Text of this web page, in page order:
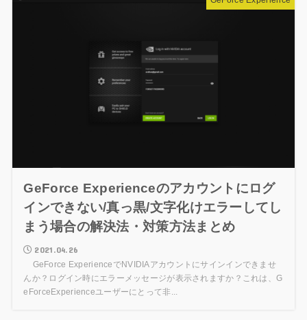
GeForce Experienceのアカウントにログ
インできない/真っ黒/文字化けエラーしてし
まう場合の解決法・対策方法まとめ
2021.04.26
GeForce ExperienceでNVIDIAアカウントにサインインできませ
んか？ログイン時にエラーメッセージが表示されますか？これは、G
eForceExperienceユーザーにとって非...